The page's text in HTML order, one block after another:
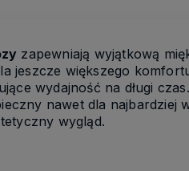
zapewniają wyjątkową
jeszcze większego
wydajność na długi czas.
nawet dla najbardziej
wygląd.